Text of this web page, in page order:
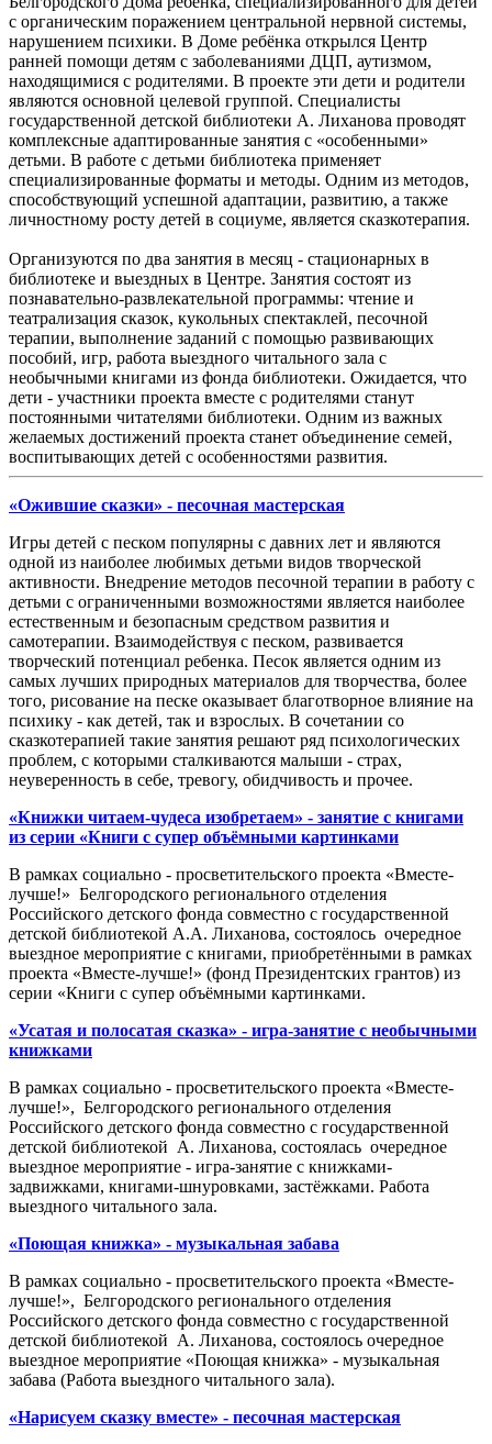
с органическим поражением центральной нервной системы,
нарушением психики. В Доме ребёнка открылся Центр
ранней помощи детям с заболеваниями ДЦП, аутизмом,
находящимися с родителями. В проекте эти дети и родители
являются основной целевой группой. Специалисты
государственной детской библиотеки А. Лиханова проводят
комплексные адаптированные занятия с «особенными»
детьми. В работе с детьми библиотека применяет
специализированные форматы и методы. Одним из методов,
способствующий успешной адаптации, развитию, а также
личностному росту детей в социуме, является сказкотерапия.
Организуются по два занятия в месяц - стационарных в
библиотеке и выездных в Центре. Занятия состоят из
познавательно-развлекательной программы: чтение и
театрализация сказок, кукольных спектаклей, песочной
терапии, выполнение заданий с помощью развивающих
пособий, игр, работа выездного читального зала с
необычными книгами из фонда библиотеки. Ожидается, что
дети - участники проекта вместе с родителями станут
постоянными читателями библиотеки. Одним из важных
желаемых достижений проекта станет объединение семей,
воспитывающих детей с особенностями развития.
«Ожившие сказки» - песочная мастерская
Игры детей с песком популярны с давних лет и являются
одной из наиболее любимых детьми видов творческой
активности. Внедрение методов песочной терапии в работу с
детьми с ограниченными возможностями является наиболее
естественным и безопасным средством развития и
самотерапии. Взаимодействуя с песком, развивается
творческий потенциал ребенка. Песок является одним из
самых лучших природных материалов для творчества, более
того, рисование на песке оказывает благотворное влияние на
психику - как детей, так и взрослых. В сочетании со
сказкотерапией такие занятия решают ряд психологических
проблем, с которыми сталкиваются малыши - страх,
неуверенность в себе, тревогу, обидчивость и прочее.
«Книжки читаем-чудеса изобретаем» - занятие с книгами
из серии «Книги с супер объёмными картинками
В рамках социально - просветительского проекта «Вместе-
лучше!» Белгородского регионального отделения
Российского детского фонда совместно с государственной
детской библиотекой А.А. Лиханова, состоялось очередное
выездное мероприятие с книгами, приобретёнными в рамках
проекта «Вместе-лучше!» (фонд Президентских грантов) из
серии «Книги с супер объёмными картинками.
«Усатая и полосатая сказка» - игра-занятие с необычными
книжками
В рамках социально - просветительского проекта «Вместе-
лучше!», Белгородского регионального отделения
Российского детского фонда совместно с государственной
детской библиотекой А. Лиханова, состоялась очередное
выездное мероприятие - игра-занятие с книжками-
задвижками, книгами-шнуровками, застёжками. Работа
выездного читального зала.
«Поющая книжка» - музыкальная забава
В рамках социально - просветительского проекта «Вместе-
лучше!», Белгородского регионального отделения
Российского детского фонда совместно с государственной
детской библиотекой А. Лиханова, состоялось очередное
выездное мероприятие «Поющая книжка» - музыкальная
забава (Работа выездного читального зала).
«Нарисуем сказку вместе» ­- песочная мастерская